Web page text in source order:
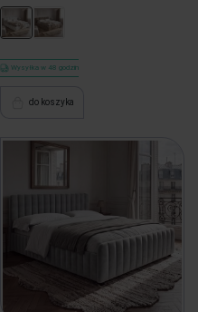
Wysyłka w 48 godzin
do koszyka